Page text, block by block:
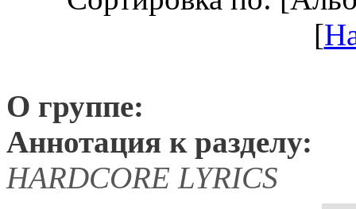
[
О группе:
Аннотация к разделу:
HARDCORE LYRICS